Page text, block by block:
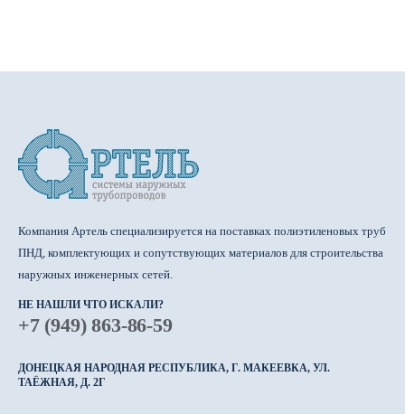
Компания Артель специализируется на поставках полиэтиленовых труб
ПНД, комплектующих и сопутствующих материалов для строительства
наружных инженерных сетей.
НЕ НАШЛИ ЧТО ИСКАЛИ?
+7 (949) 863-86-59
ДОНЕЦКАЯ НАРОДНАЯ РЕСПУБЛИКА, Г. МАКЕЕВКА, УЛ.
ТАЁЖНАЯ, Д. 2Г